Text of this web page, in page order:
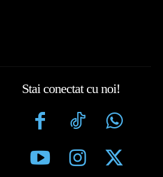
Stai conectat cu noi!